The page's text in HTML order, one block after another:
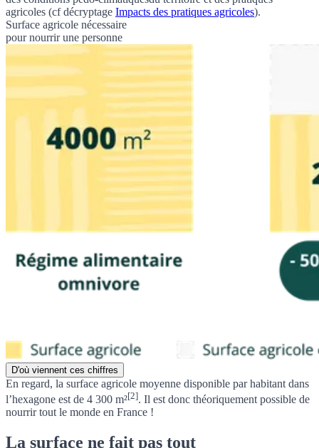
agricoles (cfdécryptage Impacts des pratiques agricoles).
Surface agricole nécessaire
pour nourrir une personne
D'où viennent ces chiffres
En regard, la surface agricole moyenne disponible par habitant dans
l’hexagone est de 4 300 m²[2]. Il est donc théoriquement possible de
nourrir tout le monde en France !
La surface ne fait pas tout